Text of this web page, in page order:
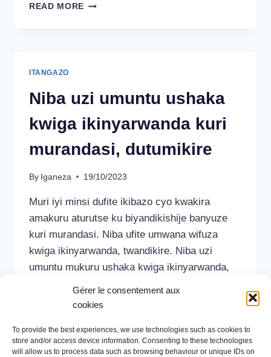
Gérer le consentement aux
cookies
To provide the best experiences, we use technologies such as cookies to
store and/or access device information. Consenting to these technologies
will allow us to process data such as browsing behaviour or unique IDs on
READ MORE
ITANGAZO
Niba uzi umuntu ushaka
kwiga ikinyarwanda kuri
murandasi, dutumikire
By Iganeza 19/10/2023
Muri iyi minsi dufite ikibazo cyo kwakira
amakuru aturutse ku biyandikishije banyuze
kuri murandasi. Niba ufite umwana wifuza
kwiga ikinyarwanda, twandikire. Niba uzi
umuntu mukuru ushaka kwiga ikinyarwanda,
tuzamwakira. Iri tangazo kandi rireba
igisubizo. Tubiseguyeho, ibyuma
byaradutengushye. Tubaye tubashimiye kandi